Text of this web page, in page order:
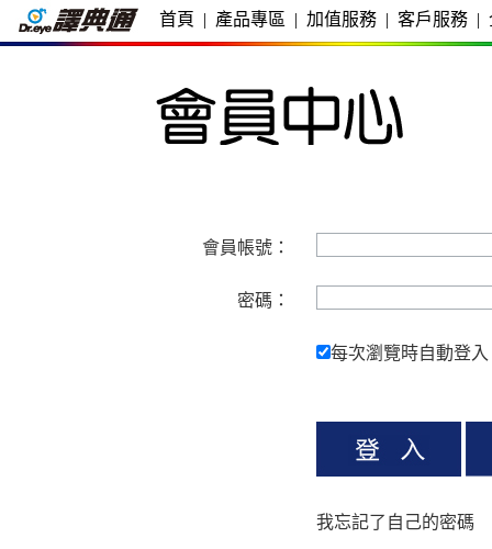
首頁 | 產品專區 | 加值服務 | 客戶服務 |
會員帳號：
密碼：
每次瀏覽時自動登入
我忘記了自己的密碼